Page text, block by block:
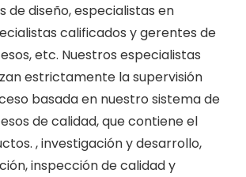
de diseño, especialistas en
calificados y gerentes de
etc. Nuestros especialistas
estrictamente la supervisión
basada en nuestro sistema de
de calidad, que contiene el
, investigación y desarrollo,
inspección de calidad y